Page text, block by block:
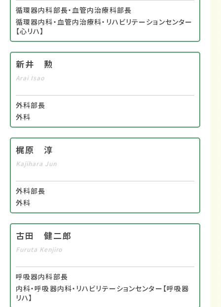
循環器内科部長・血管内治療科部長
循環器内科・血管内治療科・リハビリテーションセンター
【心リハ】
新井 勲
Arai Isao
外科部長
外科
梶原 淳
Kajihara Jun
外科部長
外科
古田 健二郎
Furuta Kenjiro
呼吸器内科部長
内科・呼吸器内科・リハビリテーションセンター【呼吸器
リハ】